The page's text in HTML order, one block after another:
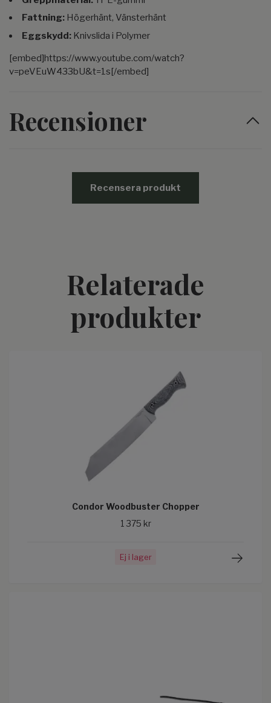
Fattning: Högerhänt, Vänsterhänt
Eggskydd: Knivslida i Polymer
[embed]https://www.youtube.com/watch?
v=peVEuW433bU&t=1s[/embed]
Recensioner
Recensera produkt
Relaterade
produkter
Condor Woodbuster Chopper
1 375 kr
Ej i lager